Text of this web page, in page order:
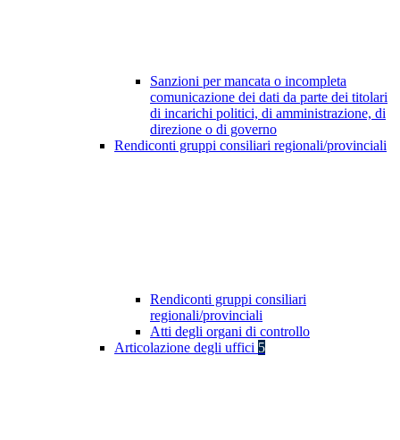
Sanzioni per mancata o incompleta
comunicazione dei dati da parte dei titolari
di incarichi politici, di amministrazione, di
direzione o di governo
Rendiconti gruppi consiliari regionali/provinciali
Rendiconti gruppi consiliari
regionali/provinciali
Atti degli organi di controllo
Articolazione degli uffici 5